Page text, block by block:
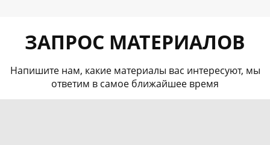
ЗАПРОС МАТЕРИАЛОВ
Напишите нам, какие материалы вас интересуют, мы
ответим в самое ближайшее время